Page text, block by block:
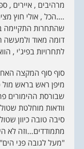
מרהיבים , איירים ,
….הכל , אולי חוץ
שהתחרות התקיימה
דומה מאוד ולמעשה
לתחרויות בפיג'י ,
סוף סוף המקצה
מיפן ראש בראש מול
שבורסת ההימורים
וודאות מוחלטת
מתמודדים…וזה לא
"מעל לגובה פני הים"